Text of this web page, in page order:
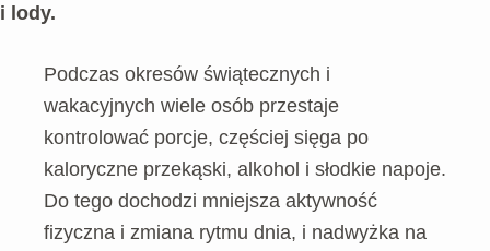
i lody.
Podczas okresów świątecznych i
wakacyjnych wiele osób przestaje
kontrolować porcje, częściej sięga po
kaloryczne przekąski, alkohol i słodkie napoje.
Do tego dochodzi mniejsza aktywność
fizyczna i zmiana rytmu dnia, i nadwyżka na